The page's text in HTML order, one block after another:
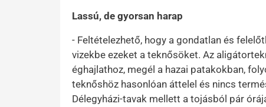
Lassú, de gyorsan harap
- Feltételezhető, hogy a gondatlan és
vizekbe ezeket a teknősöket. Az
éghajlathoz, megél a hazai patakokban,
teknőshöz hasonlóan áttelel és nincs
Délegyházi-tavak mellett a tojásból pár